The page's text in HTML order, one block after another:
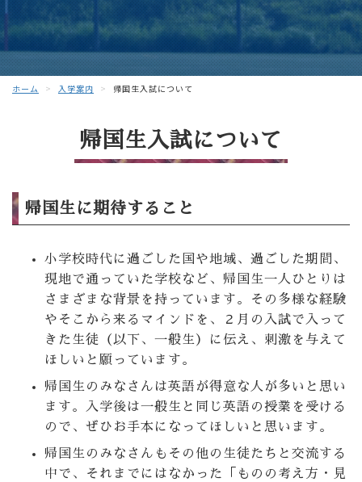
ホーム 入学案内 帰国生入試について
帰国生入試について
帰国生に期待すること
小学校時代に過ごした国や地域、過ごした期間、
現地で通っていた学校など、帰国生一人ひとりは
さまざまな背景を持っています。その多様な経験
やそこから来るマインドを、２月の入試で入って
きた生徒（以下、一般生）に伝え、刺激を与えて
ほしいと願っています。
帰国生のみなさんは英語が得意な人が多いと思い
ます。入学後は一般生と同じ英語の授業を受ける
ので、ぜひお手本になってほしいと思います。
帰国生のみなさんもその他の生徒たちと交流する
中で、それまでにはなかった「ものの考え方・見